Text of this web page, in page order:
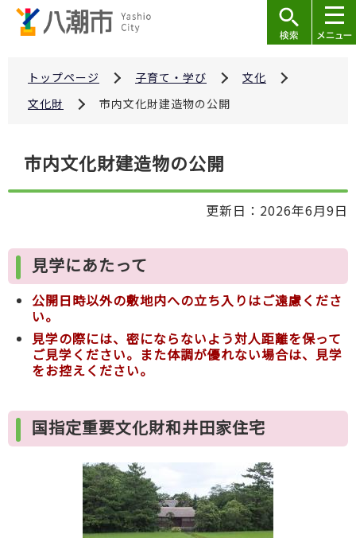
トップページ 子育て・学び
文化
文化財
市内文化財建造物の公開
こ
ら
市内文化財建造物の公開
更新日：2026年6月9日
見学にあたって
公開日時以外の敷地内への立ち入りはご遠慮くださ
い。
見学の際には、密にならないよう対人距離を保って
ご見学ください。また体調が優れない場合は、見学
をお控えください。
国指定重要文化財和井田家住宅